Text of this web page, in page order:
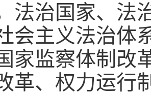
法治国家、法
会主义法治体
家监察体制改
革、权力运行